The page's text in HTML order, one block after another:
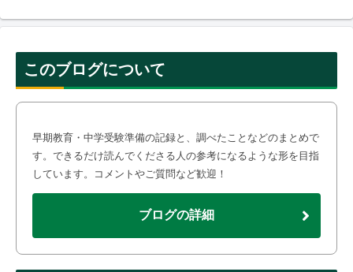
このブログについて
早期教育・中学受験準備の記録と、調べたことなどのまとめで
す。できるだけ読んでくださる人の参考になるような形を目指
しています。コメントやご質問など歓迎！
ブログの詳細